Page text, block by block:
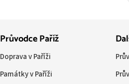
Průvodce Paříž
Doprava v Paříži
Památky v Paříži